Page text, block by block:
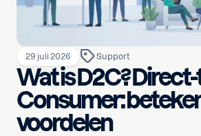
29 juli 2026 Support
Wat is D2C?
Consumer:
voordelen